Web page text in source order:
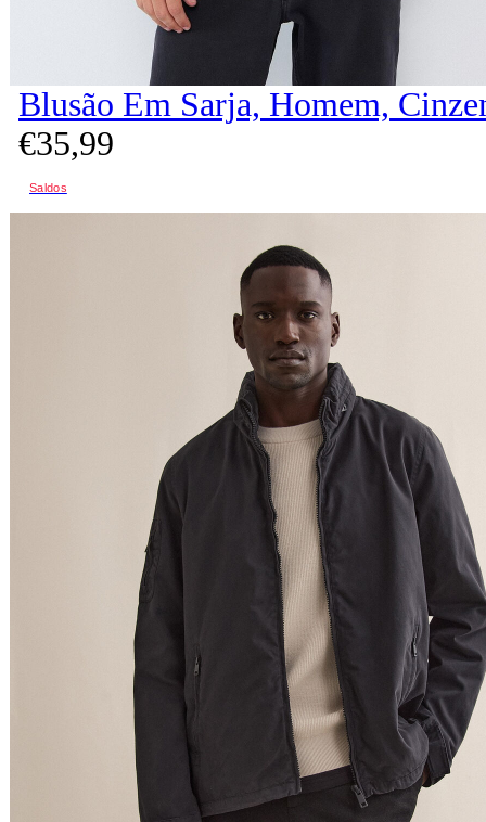
Blusão Em Sarja, Homem,
€35,99
Saldos